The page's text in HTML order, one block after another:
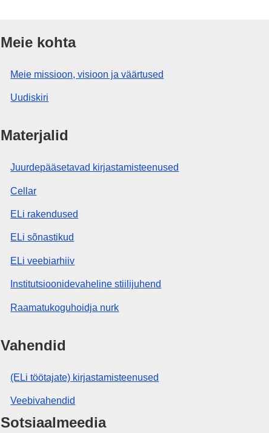
Meie kohta
Meie missioon, visioon ja väärtused
Uudiskiri
Materjalid
Juurdepääsetavad kirjastamisteenused
Cellar
ELi rakendused
ELi sõnastikud
ELi veebiarhiiv
Institutsioonidevaheline stiilijuhend
Raamatukoguhoidja nurk
Vahendid
(ELi töötajate) kirjastamisteenused
Veebivahendid
Sotsiaalmeedia